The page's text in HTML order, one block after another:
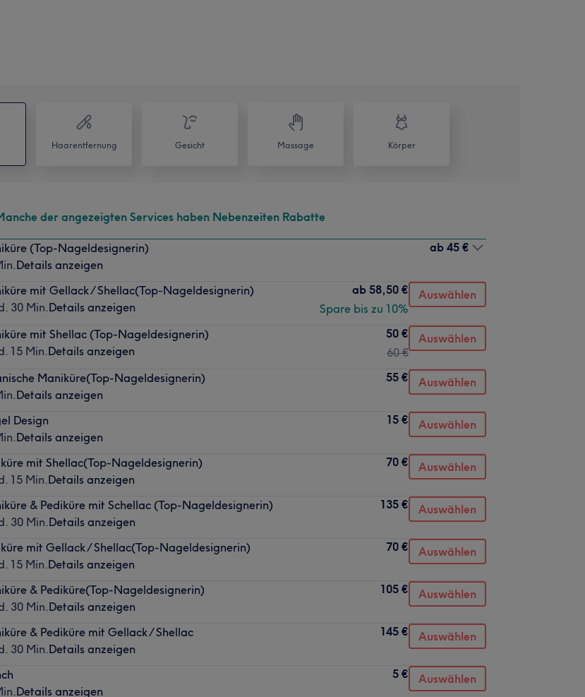
Haarentfernung Gesicht Massage Körper
der angezeigten Services haben Nebenzeiten Rabatte
(Top-Nageldesignerin)
Details anzeigen
ab 45 €
mit Gellack / Shellac(Top-Nageldesignerin)
30 Min.Details anzeigen
ab 58,50 €
Spare bis zu 10%
Auswählen
mit Shellac (Top-Nageldesignerin)
15 Min.Details anzeigen
50 €
60 €
Auswählen
Maniküre(Top-Nageldesignerin)
Details anzeigen
55 € Auswählen
Design
Details anzeigen
15 € Auswählen
mit Shellac(Top-Nageldesignerin)
15 Min.Details anzeigen
70 € Auswählen
& Pediküre mit Schellac (Top-Nageldesignerin)
30 Min.Details anzeigen
135 € Auswählen
mit Gellack / Shellac(Top-Nageldesignerin)
15 Min.Details anzeigen
70 € Auswählen
& Pediküre(Top-Nageldesignerin)
30 Min.Details anzeigen
105 € Auswählen
& Pediküre mit Gellack / Shellac
30 Min.Details anzeigen
145 € Auswählen
Details anzeigen
5 € Auswählen